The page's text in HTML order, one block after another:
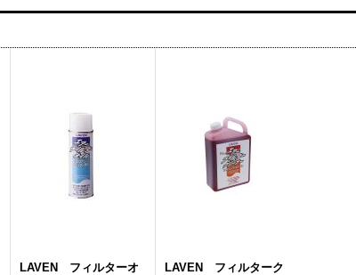
LAVEN フィルターオ
LAVEN フィルターク